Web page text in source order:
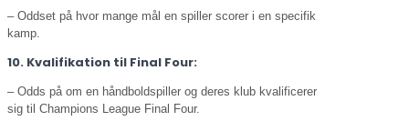
– Oddset på hvor mange mål en spiller scorer i en specifik
kamp.
10. Kvalifikation til Final Four:
– Odds på om en håndboldspiller og deres klub kvalificerer
sig til Champions League Final Four.